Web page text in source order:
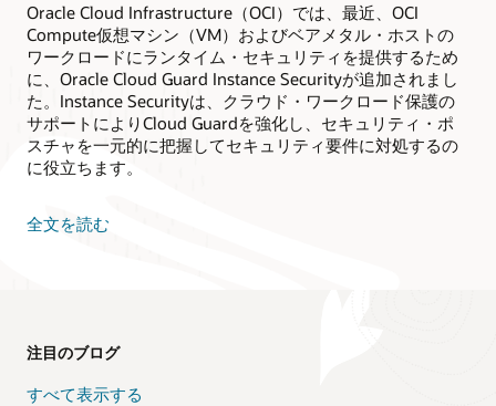
Oracle Cloud Infrastructure（OCI）では、最近、OCI
Compute仮想マシン（VM）およびベアメタル・ホストの
ワークロードにランタイム・セキュリティを提供するため
に、Oracle Cloud Guard Instance Securityが追加されまし
た。Instance Securityは、クラウド・ワークロード保護の
サポートによりCloud Guardを強化し、セキュリティ・ポ
スチャを一元的に把握してセキュリティ要件に対処するの
に役立ちます。
全文を読む
注目のブログ
すべて表示する